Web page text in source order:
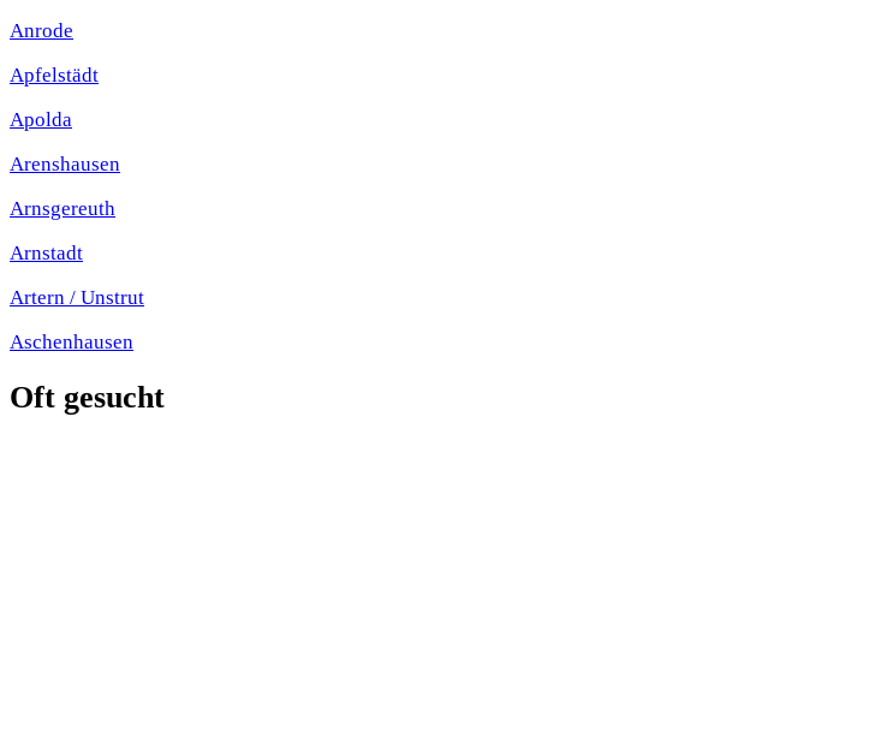
Anrode
Apfelstädt
Apolda
Arenshausen
Arnsgereuth
Arnstadt
Artern / Unstrut
Aschenhausen
Oft gesucht